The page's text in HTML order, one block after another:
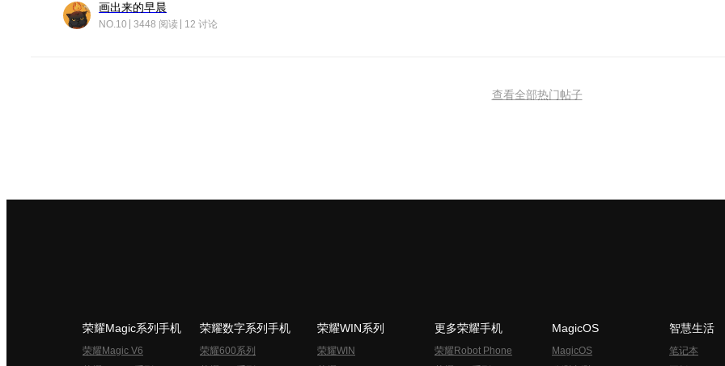
画出来的早晨
NO.10 3448 阅读 12 讨论
查看全部热门帖子
荣耀Magic系列手机
荣耀Magic V6
荣耀数字系列手机
荣耀600系列
荣耀WIN系列
荣耀WIN
更多荣耀手机
荣耀Robot Phone
MagicOS
MagicOS
智慧生活
笔记本